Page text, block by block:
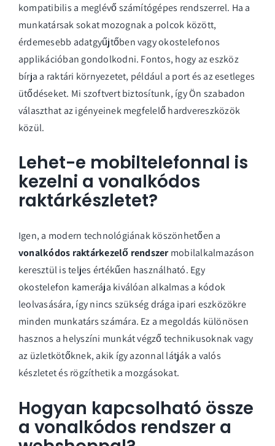
kompatibilis a meglévő számítógépes rendszerrel. Ha a
munkatársak sokat mozognak a polcok között,
érdemesebb adatgyűjtőben vagy okostelefonos
applikációban gondolkodni. Fontos, hogy az eszköz
bírja a raktári környezetet, például a port és az esetleges
ütődéseket. Mi szoftvert biztosítunk, így Ön szabadon
választhat az igényeinek megfelelő hardvereszközök
közül.
Lehet-e mobiltelefonnal is
kezelni a vonalkódos
raktárkészletet?
Igen, a modern technológiának köszönhetően a
vonalkódos raktárkezelő rendszermobilalkalmazáson
keresztül is teljes értékűen használható. Egy
okostelefon kamerája kiválóan alkalmas a kódok
leolvasására, így nincs szükség drága ipari eszközökre
minden munkatárs számára. Ez a megoldás különösen
hasznos a helyszíni munkát végző technikusoknak vagy
az üzletkötőknek, akik így azonnal látják a valós
készletet és rögzíthetik a mozgásokat.
Hogyan kapcsolható össze
a vonalkódos rendszer a